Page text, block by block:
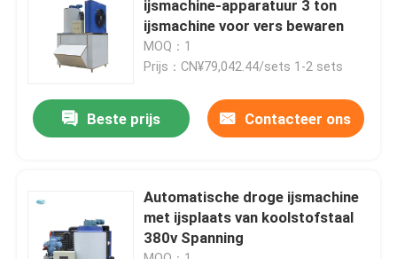
Kwaliteitscontrole
Vraag een offerte
grote kubus-ijsmachine
ijsmachine-apparatuur 3 ton
ijsmachine voor vers bewaren
MOQ：1
Prijs：CN¥79,042.44/sets 1-2 sets
Beste prijs Contacteer ons
Automatische droge ijsmachine
met ijsplaats van koolstofstaal
380v Spanning